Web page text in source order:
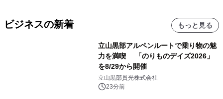
ビジネスの新着 もっと見る
立山黒部アルペンルートで乗り物の魅
力を満喫 「のりものデイズ2026」
を8/29から開催
立山黒部貫光株式会社
23分前